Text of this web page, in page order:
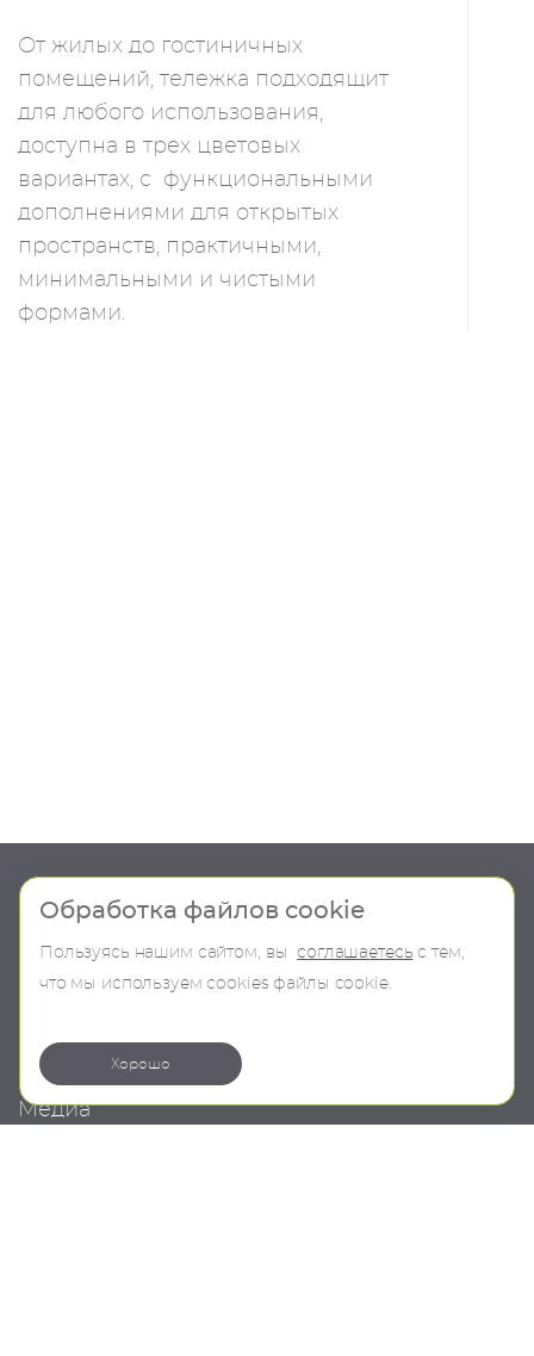
От жилых до гостиничных
помещений, тележка подходящит
для любого использования,
доступна в трех цветовых
вариантах, с функциональными
дополнениями для открытых
пространств, практичными,
минимальными и чистыми
формами.
Шоу-рум
О компании
Продукция
В наличии
Медиа
Обработка файлов cookie
Пользуясь нашим сайтом, вы соглашаетесь с тем,
что мы используем сookies файлы cookie.
Хорошо